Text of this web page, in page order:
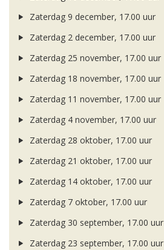
Zaterdag 9 december, 17.00 uur
Zaterdag 2 december, 17.00 uur
Zaterdag 25 november, 17.00 uur
Zaterdag 18 november, 17.00 uur
Zaterdag 11 november, 17.00 uur
Zaterdag 4 november, 17.00 uur
Zaterdag 28 oktober, 17.00 uur
Zaterdag 21 oktober, 17.00 uur
Zaterdag 14 oktober, 17.00 uur
Zaterdag 7 oktober, 17.00 uur
Zaterdag 30 september, 17.00 uur
Zaterdag 23 september, 17.00 uur